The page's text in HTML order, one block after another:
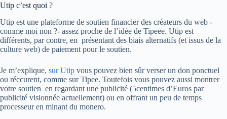
Utip c’est quoi ?
Utip est une plateforme de soutien financier des créateurs du web -
comme moi non ?- assez proche de l’idée de Tipeee. Utip est
différents, par contre, en présentant des biais alternatifs (et issus de la
culture web) de paiement pour le soutien.
Je m’explique, sur Utip vous pouvez bien sûr verser un don ponctuel
ou réccurent, comme sur Tipee. Toutefois vous pouvez aussi montrer
votre soutien en regardant une publicité (5centimes d’Euros par
publicité visionnée actuellement) ou en offrant un peu de temps
processeur en minant du monero.